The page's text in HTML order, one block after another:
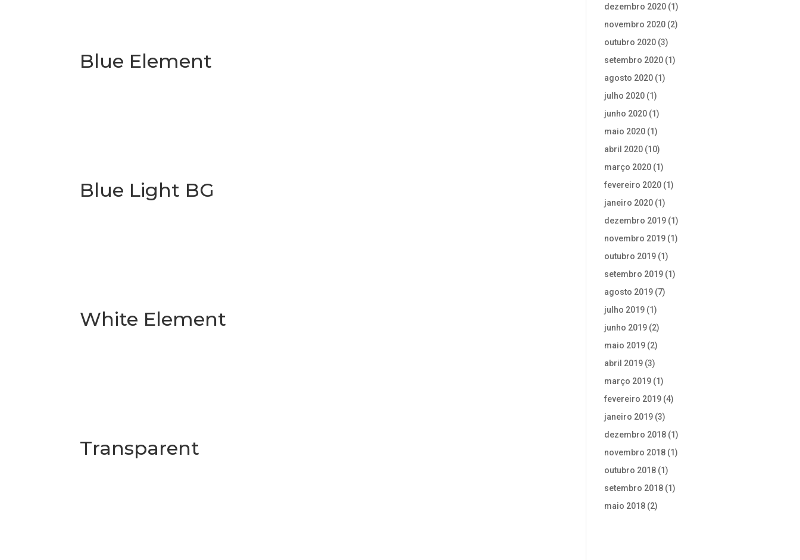
Blue Element
Blue Light BG
White Element
Transparent
dezembro 2020 (1)
novembro 2020 (2)
outubro 2020 (3)
setembro 2020 (1)
agosto 2020 (1)
julho 2020 (1)
junho 2020 (1)
maio 2020 (1)
abril 2020 (10)
março 2020 (1)
fevereiro 2020 (1)
janeiro 2020 (1)
dezembro 2019 (1)
novembro 2019 (1)
outubro 2019 (1)
setembro 2019 (1)
agosto 2019 (7)
julho 2019 (1)
junho 2019 (2)
maio 2019 (2)
abril 2019 (3)
março 2019 (1)
fevereiro 2019 (4)
janeiro 2019 (3)
dezembro 2018 (1)
novembro 2018 (1)
outubro 2018 (1)
setembro 2018 (1)
maio 2018 (2)